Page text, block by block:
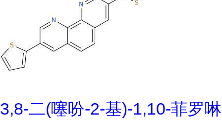
3,8-二(噻吩-2-基)-1,10-菲罗啉